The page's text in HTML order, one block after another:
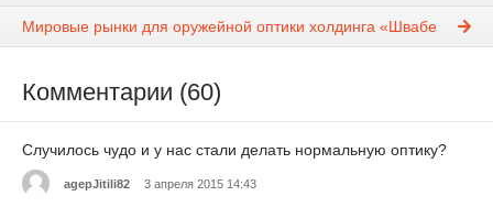
Мировые рынки для оружейной оптики холдинга «Швабе
Комментарии (60)
Случилось чудо и у нас стали делать нормальную оптику?
agepJitili82 3 апреля 2015 14:43